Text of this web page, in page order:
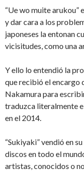
“Ue wo muite arukou”
y dar cara a los
japoneses la entonan
vicisitudes, como una
Y ello lo entendió la
que recibió el encargo
Nakamura para
traduzca literalmente
en el 2014.
“Sukiyaki” vendió en
discos en todo el
artistas, conocidos o